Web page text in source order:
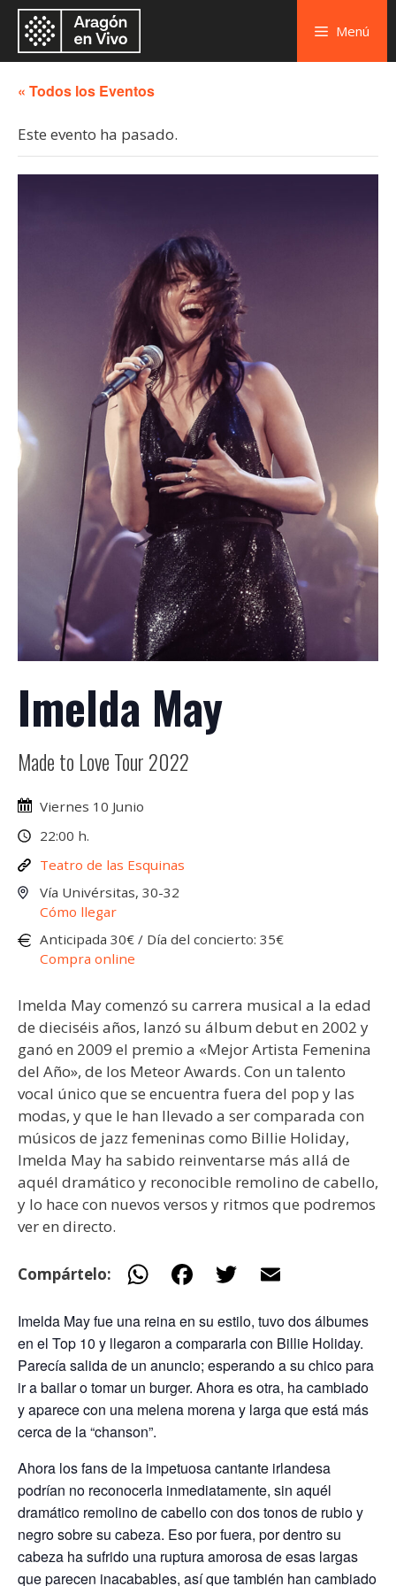
Menú
« Todos los Eventos
Este evento ha pasado.
Imelda May
Made to Love Tour 2022
Viernes 10 Junio
22:00 h.
Teatro de las Esquinas
Vía Univérsitas, 30-32
Cómo llegar
Anticipada 30€ / Día del concierto: 35€
Compra online
Imelda May comenzó su carrera musical a la edad
de dieciséis años, lanzó su álbum debut en 2002 y
ganó en 2009 el premio a «Mejor Artista Femenina
del Año», de los Meteor Awards. Con un talento
vocal único que se encuentra fuera del pop y las
modas, y que le han llevado a ser comparada con
músicos de jazz femeninas como Billie Holiday,
Imelda May ha sabido reinventarse más allá de
aquél dramático y reconocible remolino de cabello,
y lo hace con nuevos versos y ritmos que podremos
ver en directo.
Compártelo: W
at
s
A
p
p
e
b
o
o
itt
er
ai
l
Imelda May fue una reina en su estilo, tuvo dos álbumes
en el Top 10 y llegaron a compararla con Billie Holiday.
Parecía salida de un anuncio; esperando a su chico para
ir a bailar o tomar un burger. Ahora es otra, ha cambiado
y aparece con una melena morena y larga que está más
cerca de la “chanson”.
Ahora los fans de la impetuosa cantante irlandesa
podrían no reconocerla inmediatamente, sin aquél
dramático remolino de cabello con dos tonos de rubio y
negro sobre su cabeza. Eso por fuera, por dentro su
cabeza ha sufrido una ruptura amorosa de esas largas
que parecen inacabables, así que también han cambiado